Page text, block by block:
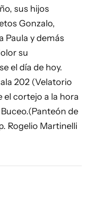
sus hijos
Gonzalo,
Paula y demás
su
el día de hoy.
202 (Velatorio
el cortejo a la hora
de
Rogelio Martinelli